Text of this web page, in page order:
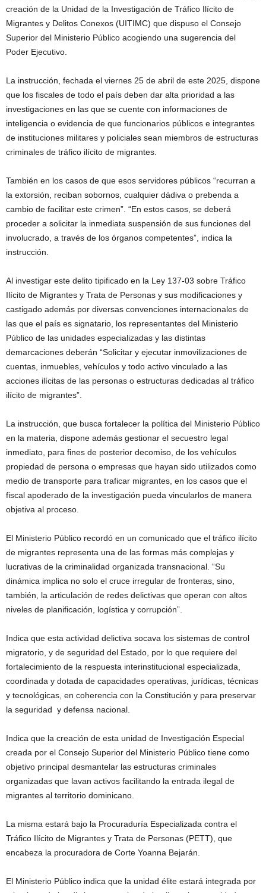
creación de la Unidad de la Investigación de Tráfico Ilícito de
Migrantes y Delitos Conexos (UITIMC) que dispuso el Consejo
Superior del Ministerio Público acogiendo una sugerencia del
Poder Ejecutivo.
La instrucción, fechada el viernes 25 de abril de este 2025, dispone
que los fiscales de todo el país deben dar alta prioridad a las
investigaciones en las que se cuente con informaciones de
inteligencia o evidencia de que funcionarios públicos e integrantes
de instituciones militares y policiales sean miembros de estructuras
criminales de tráfico ilícito de migrantes.
También en los casos de que esos servidores públicos “recurran a
la extorsión, reciban sobornos, cualquier dádiva o prebenda a
cambio de facilitar este crimen”. “En estos casos, se deberá
proceder a solicitar la inmediata suspensión de sus funciones del
involucrado, a través de los órganos competentes”, indica la
instrucción.
Al investigar este delito tipificado en la Ley 137-03 sobre Tráfico
Ilícito de Migrantes y Trata de Personas y sus modificaciones y
castigado además por diversas convenciones internacionales de
las que el país es signatario, los representantes del Ministerio
Público de las unidades especializadas y las distintas
demarcaciones deberán “Solicitar y ejecutar inmovilizaciones de
cuentas, inmuebles, vehículos y todo activo vinculado a las
acciones ilícitas de las personas o estructuras dedicadas al tráfico
ilícito de migrantes”.
La instrucción, que busca fortalecer la política del Ministerio Público
en la materia, dispone además gestionar el secuestro legal
inmediato, para fines de posterior decomiso, de los vehículos
propiedad de persona o empresas que hayan sido utilizados como
medio de transporte para traficar migrantes, en los casos que el
fiscal apoderado de la investigación pueda vincularlos de manera
objetiva al proceso.
El Ministerio Público recordó en un comunicado que el tráfico ilícito
de migrantes representa una de las formas más complejas y
lucrativas de la criminalidad organizada transnacional. “Su
dinámica implica no solo el cruce irregular de fronteras, sino,
también, la articulación de redes delictivas que operan con altos
niveles de planificación, logística y corrupción”.
Indica que esta actividad delictiva socava los sistemas de control
migratorio, y de seguridad del Estado, por lo que requiere del
fortalecimiento de la respuesta interinstitucional especializada,
coordinada y dotada de capacidades operativas, jurídicas, técnicas
y tecnológicas, en coherencia con la Constitución y para preservar
la seguridad y defensa nacional.
Indica que la creación de esta unidad de Investigación Especial
creada por el Consejo Superior del Ministerio Público tiene como
objetivo principal desmantelar las estructuras criminales
organizadas que lavan activos facilitando la entrada ilegal de
migrantes al territorio dominicano.
La misma estará bajo la Procuraduría Especializada contra el
Tráfico Ilícito de Migrantes y Trata de Personas (PETT), que
encabeza la procuradora de Corte Yoanna Bejarán.
El Ministerio Público indica que la unidad élite estará integrada por